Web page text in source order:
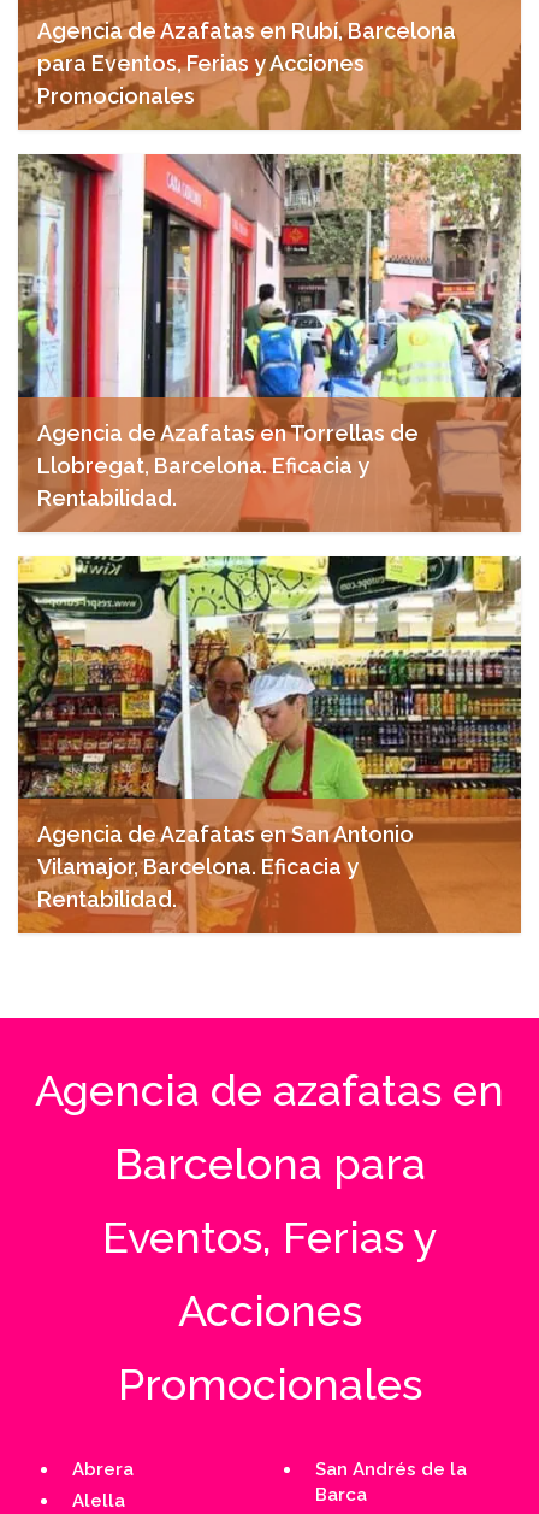
Agencia de Azafatas en Rubí, Barcelona
para Eventos, Ferias y Acciones
Promocionales
noviembre 18, 2024
Agencia de Azafatas en Torrellas de
Llobregat, Barcelona. Eficacia y
Rentabilidad.
noviembre 15, 2024
Agencia de Azafatas en San Antonio
Vilamajor, Barcelona. Eficacia y
Rentabilidad.
Agencia de azafatas en
Barcelona para
Eventos, Ferias y
Acciones
Promocionales
Abrera
Alella
San Andrés de la
Barca